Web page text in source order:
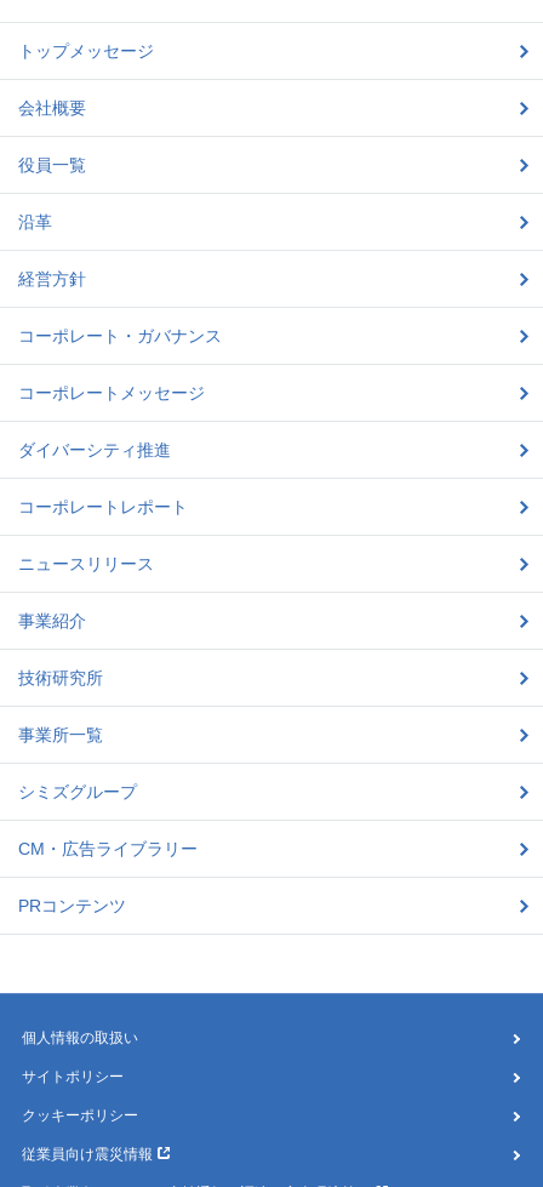
トップメッセージ
会社概要
役員一覧
沿革
経営方針
コーポレート・ガバナンス
コーポレートメッセージ
ダイバーシティ推進
コーポレートレポート
ニュースリリース
事業紹介
技術研究所
事業所一覧
シミズグループ
CM・広告ライブラリー
PRコンテンツ
個人情報の取扱い
サイトポリシー
クッキーポリシー
従業員向け震災情報